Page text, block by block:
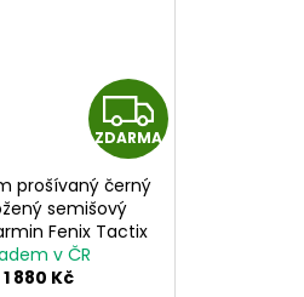
Z
D
ZDARMA
prošívaný černý
semišový
Fenix Tactix
v ČR
1 880 Kč